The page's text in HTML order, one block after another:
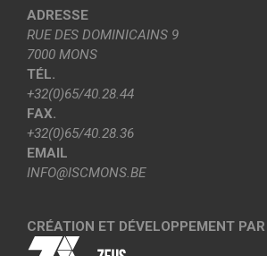
ADRESSE
RUE DES DOMINICAINS 9
7000 MONS
TÉL.
+32(0)65/40.28.44
FAX.
+32(0)65/40.28.36
EMAIL
INFO@ISCMONS.BE
CRÉATION ET DÉVELOPPEMENT PAR